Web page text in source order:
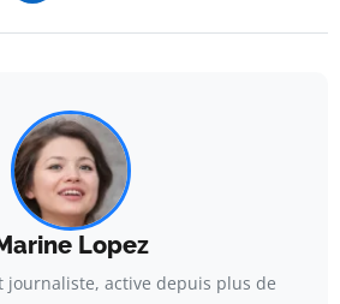
Lopez
journaliste, active depuis plus de